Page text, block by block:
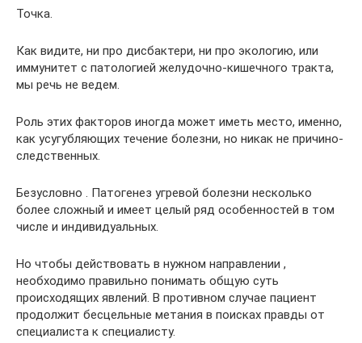
Точка.
Как видите, ни про дисбактери, ни про экологию, или
иммунитет с патологией желудочно-кишечного тракта,
мы речь не ведем.
Роль этих факторов иногда может иметь место, именно,
как усугубляющих течение болезни, но никак не причино-
следственных.
Безусловно . Патогенез угревой болезни несколько
более сложный и имеет целый ряд особенностей в том
числе и индивидуальных.
Но чтобы действовать в нужном направлении ,
необходимо правильно понимать общую суть
происходящих явлений. В противном случае пациент
продолжит бесцельные метания в поисках правды от
специалиста к специалисту.